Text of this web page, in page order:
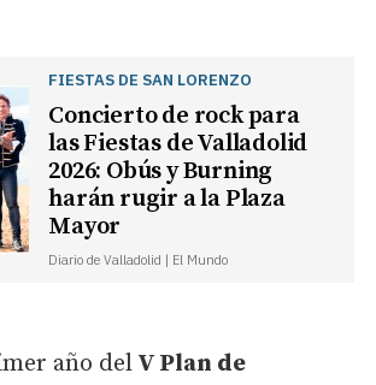
FIESTAS DE SAN LORENZO
Concierto de rock para
las Fiestas de Valladolid
2026: Obús y Burning
harán rugir a la Plaza
Mayor
Diario de Valladolid | El Mundo
año del V Plan de